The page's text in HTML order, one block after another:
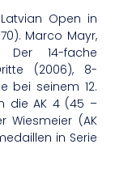
Open in
Marco Mayr,
Der 14-fache
(2006), 8-
bei seinem 12.
die AK 4 (45 –
Wiesmeier (AK
in Serie